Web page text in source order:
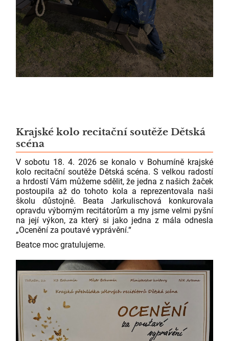
Krajské kolo recitační soutěže Dětská
scéna
V sobotu 18. 4. 2026 se konalo v Bohumíně krajské
kolo recitační soutěže Dětská scéna. S velkou radostí
a hrdostí Vám můžeme sdělit, že jedna z našich žaček
postoupila až do tohoto kola a reprezentovala naši
školu důstojně. Beata Jarkulischová konkurovala
opravdu výborným recitátorům a my jsme velmi pyšní
na její výkon, za který si jako jedna z mála odnesla
„Ocenění za poutavé vyprávění.“
Beatce moc gratulujeme.